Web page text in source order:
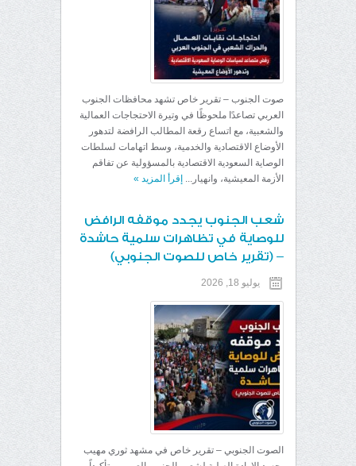
صوت الجنوب – تقرير خاص تشهد محافظات الجنوب
العربي تصاعدًا ملحوظًا في وتيرة الاحتجاجات العمالية
والشعبية، مع اتساع رقعة المطالب الرافضة لتدهور
الأوضاع الاقتصادية والخدمية، وسط اتهامات لسلطات
الوصاية السعودية الاقتصادية بالمسؤولية عن تفاقم
الأزمة المعيشية، وانهيار... إقرأ المزيد »
شعب الجنوب يجدد موقفه الرافض
للوصاية في تظاهرات سلمية حاشدة
– (تقرير خاص للصوت الجنوبي)
يوليو 18, 2026
الصوت الجنوبي – تقرير خاص ​في مشهد ثوري مهيب